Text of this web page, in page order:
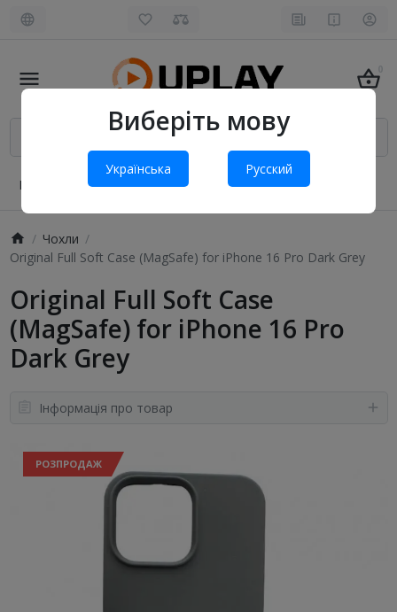
Виберіть мову
Українська Русский
0
Про нас Оплата і доставка Обмін та повернення
Чохли
Original Full Soft Case (MagSafe) for iPhone 16 Pro Dark Grey
Original Full Soft Case
(MagSafe) for iPhone 16 Pro
Dark Grey
Інформація про товар
РОЗПРОДАЖ